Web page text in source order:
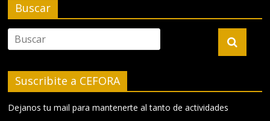
Buscar
Suscribite a CEFORA
Dejanos tu mail para mantenerte al tanto de actividades